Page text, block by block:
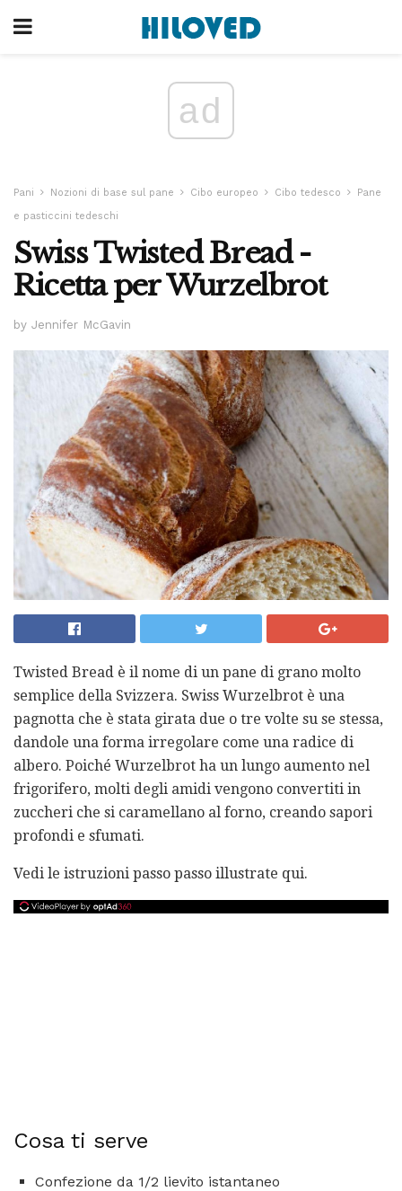
ad
Pani Nozioni di base sul pane Cibo europeo Cibo tedesco
Pane
e pasticcini tedeschi
Swiss Twisted Bread -
Ricetta per Wurzelbrot
by Jennifer McGavin
Twisted Bread è il nome di un pane di grano molto
semplice della Svizzera. Swiss Wurzelbrot è una
pagnotta che è stata girata due o tre volte su se stessa,
dandole una forma irregolare come una radice di
albero. Poiché Wurzelbrot ha un lungo aumento nel
frigorifero, molti degli amidi vengono convertiti in
zuccheri che si caramellano al forno, creando sapori
profondi e sfumati.
Vedi le istruzioni passo passo illustrate qui.
Cosa ti serve
Confezione da 1/2 lievito istantaneo